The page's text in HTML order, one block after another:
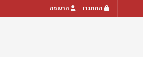
התחברו הרשמה